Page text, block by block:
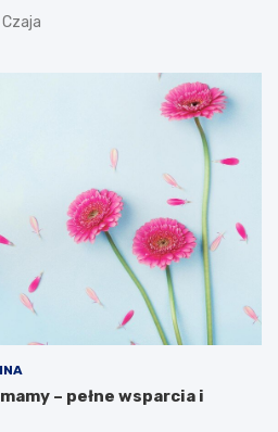
– pełne wsparcia i